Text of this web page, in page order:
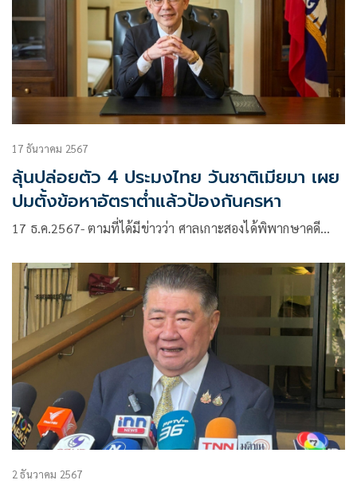
และกติกาการค้าระหว่างประเทศ พร้อมยกระดับการประมงไทย
ให้เติบโตอย่างสมดุลและยั่งยืน
17 ธันวาคม 2567
ลุ้นปล่อยตัว 4 ประมงไทย วันชาติเมียมา เผย
ปมตั้งข้อหาอัตราต่ำแล้วป้องกันครหา
17 ธ.ค.2567- ตามที่ได้มีข่าวว่า ศาลเกาะสองได้พิพากษาคดี…
2 ธันวาคม 2567